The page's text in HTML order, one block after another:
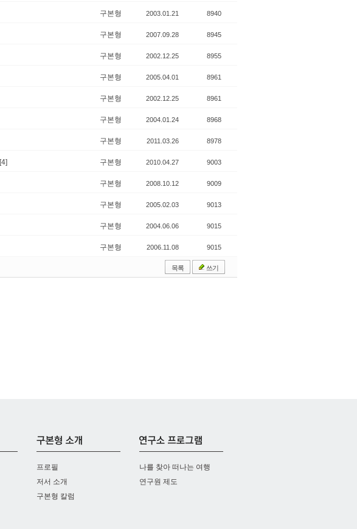
구본형 2003.01.21 8940
구본형 2007.09.28 8945
구본형 2002.12.25 8955
구본형 2005.04.01 8961
구본형 2002.12.25 8961
구본형 2004.01.24 8968
구본형 2011.03.26 8978
[4] 구본형 2010.04.27 9003
구본형 2008.10.12 9009
구본형 2005.02.03 9013
구본형 2004.06.06 9015
구본형 2006.11.08 9015
목록 쓰기
프로필
저서 소개
구본형 칼럼
나를 찾아 떠나는 여행
연구원 제도